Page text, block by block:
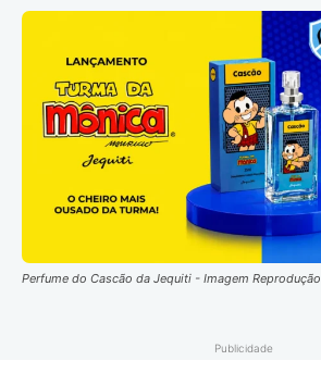
Perfume do Cascão da Jequiti - Imagem Reprodução
Publicidade